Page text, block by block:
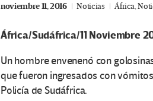
noviembre 11, 2016 Noticias África,
África/Sudáfrica/11 Noviembre
Un hombre envenenó con
que fueron ingresados con
Policía de Sudáfrica.